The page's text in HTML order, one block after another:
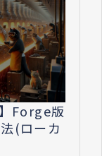
Forge版
(ローカ